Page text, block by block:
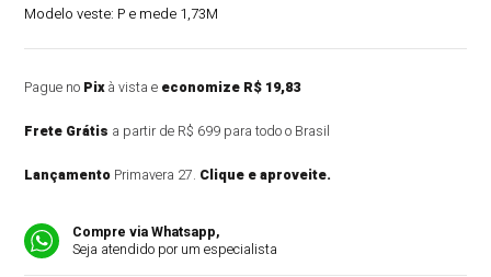
Modelo veste: P e mede 1,73M
Pague no Pixà vista e economize R$ 19,83
Frete Grátis a partir de R$ 699 para todo o Brasil
Lançamento Primavera 27. Clique e aproveite.
Compre via Whatsapp,
Seja atendido por um especialista